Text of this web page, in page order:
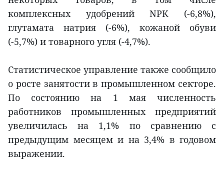
комплексных удобрений NPK (-6,8%),
глутамата натрия (-6%), кожаной обуви
(-5,7%) и товарного угля (-4,7%).
Статистическое управление также сообщило
о росте занятости в промышленном секторе.
По состоянию на 1 мая численность
работников промышленных предприятий
увеличилась на 1,1% по сравнению с
предыдущим месяцем и на 3,4% в годовом
выражении.